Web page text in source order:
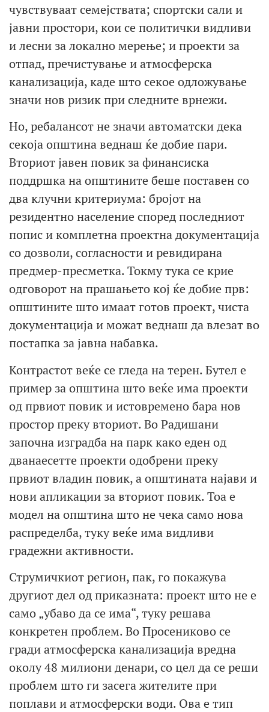
чувствуваат семејствата; спортски сали и
јавни простори, кои се политички видливи
и лесни за локално мерење; и проекти за
отпад, пречистување и атмосферска
канализација, каде што секое одложување
значи нов ризик при следните врнежи.
Но, ребалансот не значи автоматски дека
секоја општина веднаш ќе добие пари.
Вториот јавен повик за финансиска
поддршка на општините беше поставен со
два клучни критериума: бројот на
резидентно население според последниот
попис и комплетна проектна документација
со дозволи, согласности и ревидирана
предмер-пресметка. Токму тука се крие
одговорот на прашањето кој ќе добие прв:
општините што имаат готов проект, чиста
документација и можат веднаш да влезат во
постапка за јавна набавка.
Контрастот веќе се гледа на терен. Бутел е
пример за општина што веќе има проекти
од првиот повик и истовремено бара нов
простор преку вториот. Во Радишани
започна изградба на парк како еден од
дванаесетте проекти одобрени преку
првиот владин повик, а општината најави и
нови апликации за вториот повик. Тоа е
модел на општина што не чека само нова
распределба, туку веќе има видливи
градежни активности.
Струмичкиот регион, пак, го покажува
другиот дел од приказната: проект што не е
само „убаво да се има“, туку решава
конкретен проблем. Во Просениково се
гради атмосферска канализација вредна
околу 48 милиони денари, со цел да се реши
проблем што ги засега жителите при
поплави и атмосферски води. Ова е тип